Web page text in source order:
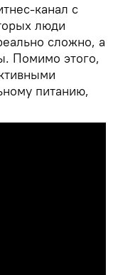
канал с
люди
сложно, а
Помимо этого,
питанию,